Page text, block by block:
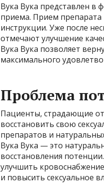
Вука Вука представлен в
приема. Прием препарата
инструкции. Уже после
отмечают улучшение
Вука Вука позволяет
максимального
Проблема
Пациенты, страдающие
восстановить свою
препаратов и
Вука Вука — это
восстановления
улучшить
и повысить сексуальное